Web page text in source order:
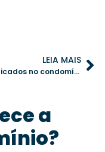
LEIA MAIS
Classificados no condomínio: benefícios e como evitar conflitos
a